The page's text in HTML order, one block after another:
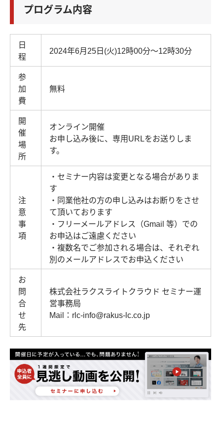
プログラム内容
日
程
2024年6月25日(火)12時00分～12時30分
参
加
費
無料
開
催
場
所
オンライン開催
お申し込み後に、専用URLをお送りしま
す。
注
意
事
項
・セミナー内容は変更となる場合がありま
す
・同業他社の方の申し込みはお断りをさせ
て頂いております
・フリーメールアドレス（Gmail 等）での
お申込はご遠慮ください
・複数名でご参加される場合は、それぞれ
別のメールアドレスでお申込ください
お
問
合
せ
先
株式会社ラクスライトクラウド セミナー運
営事務局
Mail：rlc-info@rakus-lc.co.jp